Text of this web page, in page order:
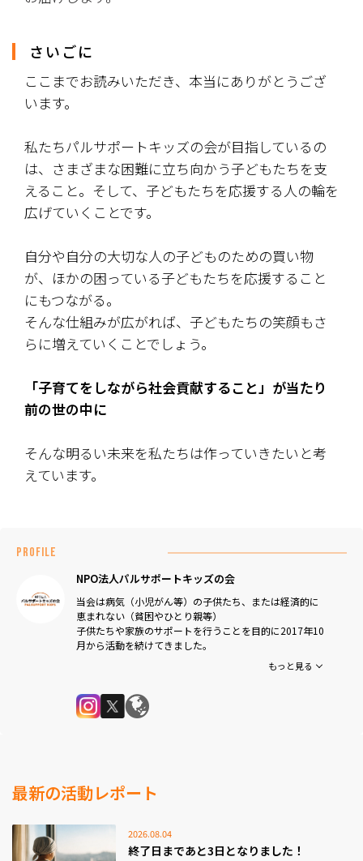
さいごに
ここまでお読みいただき、本当にありがとうござ
います。
私たちパルサポートキッズの会が目指しているの
は、さまざまな困難に立ち向かう子どもたちを支
えること。そして、子どもたちを応援する人の輪を
広げていくことです。
自分や自分の大切な人の子どものための買い物
が、ほかの困っている子どもたちを応援すること
にもつながる。
そんな仕組みが広がれば、子どもたちの笑顔もさ
らに増えていくことでしょう。
「子育てをしながら社会貢献すること」が当たり
前の世の中に―――
そんな明るい未来を私たちは作っていきたいと考
えています。
PROFILE
NPO法人パルサポートキッズの会
当会は病気（小児がん等）の子供たち、または経済的に
恵まれない（貧困やひとり親等）
子供たちや家族のサポートを行うことを目的に2017年10
月から活動を続けてきました。
理事長の稲田が小児がんの専門医であることから小児が
タートし、更に、病気や経済的に恵まれず困難に立ち向
かっている子供たちに食品や衣服などをプレゼントする
もっと見る
最新の活動レポート
2026.08.04
終了日まであと3日となりました！